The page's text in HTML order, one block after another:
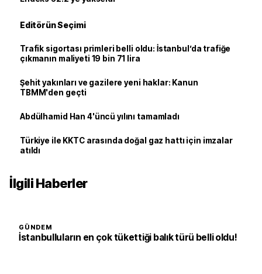
Editörün Seçimi
Trafik sigortası primleri belli oldu: İstanbul’da trafiğe
çıkmanın maliyeti 19 bin 71 lira
Şehit yakınları ve gazilere yeni haklar: Kanun
TBMM'den geçti
Abdülhamid Han 4'üncü yılını tamamladı
Türkiye ile KKTC arasında doğal gaz hattı için imzalar
atıldı
İlgili Haberler
GÜNDEM
İstanbulluların en çok tükettiği balık türü belli oldu!